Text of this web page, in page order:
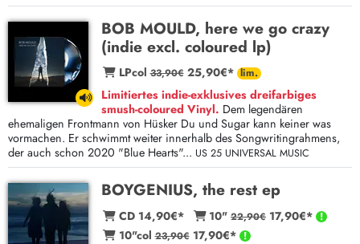
BOB MOULD, here we go crazy
(indie excl. coloured lp)
LPcol33,90€25,90€*
Limitiertes indie-exklusives dreifarbiges
smush-coloured Vinyl. Dem legendären
ehemaligen Frontmann von Hüsker Du und Sugar kann keiner was
vormachen. Er schwimmt weiter innerhalb des Songwritingrahmens,
der auch schon 2020 "Blue Hearts"... US 25 UNIVERSAL MUSIC
BOYGENIUS, the rest ep
CD 14,90€* 10" 22,90€ 17,90€*
10"col23,90€17,90€*